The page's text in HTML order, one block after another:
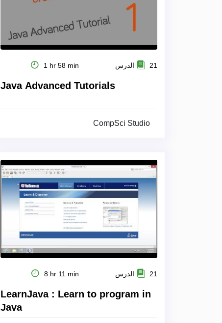
21 الدرس 1 hr 58 min
Java Advanced Tutorials
CompSci Studio
21 الدرس 8 hr 11 min
LearnJava : Learn to program in
Java